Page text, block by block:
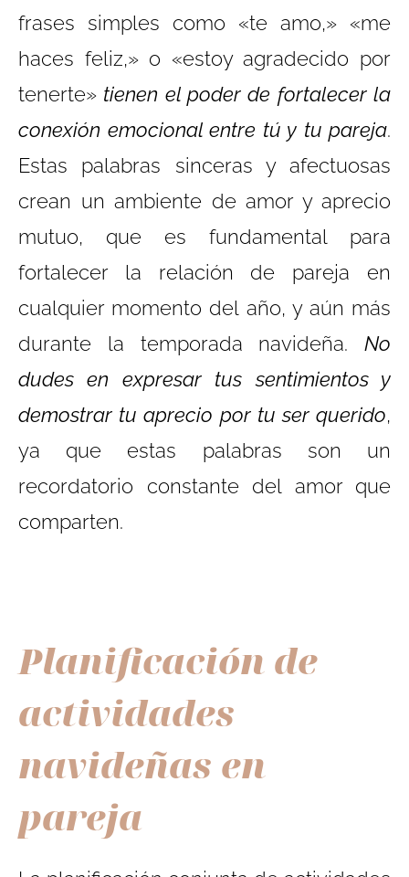
frases simples como «te amo,» «me
haces feliz,» o «estoy agradecido por
tenerte» tienen el poder de fortalecer la
conexión emocional entre tú y tu pareja.
Estas palabras sinceras y afectuosas
crean un ambiente de amor y aprecio
mutuo, que es fundamental para
fortalecer la relación de pareja en
cualquier momento del año, y aún más
durante la temporada navideña. No
dudes en expresar tus sentimientos y
demostrar tu aprecio por tu ser querido,
ya que estas palabras son un
recordatorio constante del amor que
comparten.
Planificación de
actividades
navideñas en
pareja